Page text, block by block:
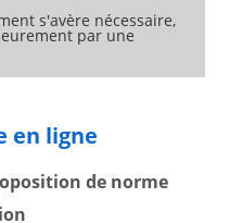
s'avère nécessaire,
par une
en ligne
de norme